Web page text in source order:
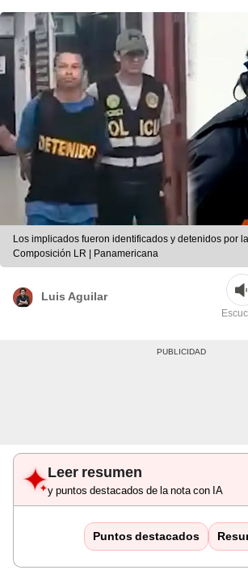
Los implicados fueron identificados y detenidos por
Composición LR | Panamericana
Luis Aguilar
Leer resumen
y puntos destacados de la nota con IA
Puntos destacados